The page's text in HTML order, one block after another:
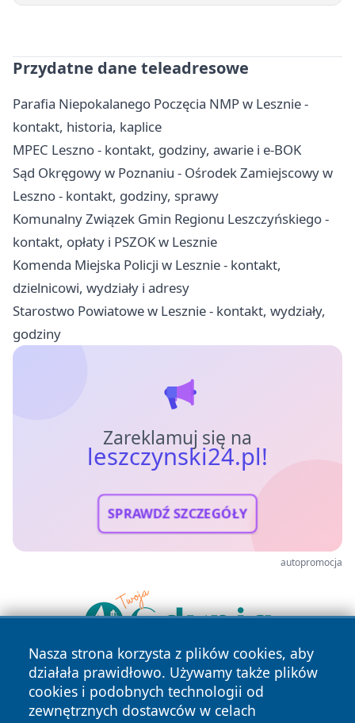
Przydatne dane teleadresowe
Parafia Niepokalanego Poczęcia NMP w Lesznie -
kontakt, historia, kaplice
MPEC Leszno - kontakt, godziny, awarie i e-BOK
Sąd Okręgowy w Poznaniu - Ośrodek Zamiejscowy w
Leszno - kontakt, godziny, sprawy
Komunalny Związek Gmin Regionu Leszczyńskiego -
kontakt, opłaty i PSZOK w Lesznie
Komenda Miejska Policji w Lesznie - kontakt,
dzielnicowi, wydziały i adresy
Starostwo Powiatowe w Lesznie - kontakt, wydziały,
godziny
Zareklamuj się na
leszczynski24.pl!
SPRAWDŹ SZCZEGÓŁY
autopromocja
Nasza strona korzysta z plików cookies, aby
działała prawidłowo. Używamy także plików
cookies i podobnych technologii od
zewnętrznych dostawców w celach